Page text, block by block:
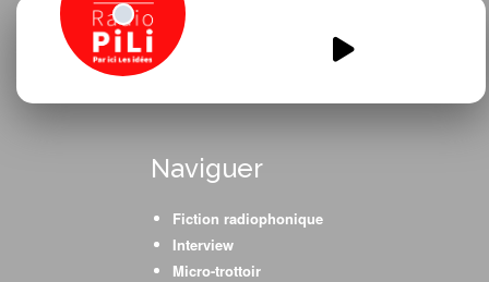
emission-2-mag.mp3
Naviguer
Fiction radiophonique
Interview
Micro-trottoir